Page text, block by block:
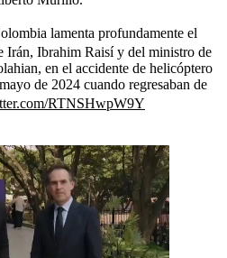
lamenta profundamente el
Irán, Ibrahim Raisí y del ministro de
en el accidente de helicóptero
de 2024 cuando regresaban de
RTNSHwpW9Y